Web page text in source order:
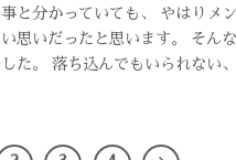
事と分かっていても、 やはりメ
い思いだったと思います。 そん
した。 落ち込んでもいられない